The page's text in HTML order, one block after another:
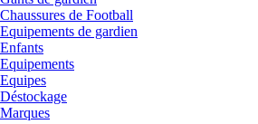
Chaussures de Football
Equipements de gardien
Enfants
Equipements
Equipes
Déstockage
Marques